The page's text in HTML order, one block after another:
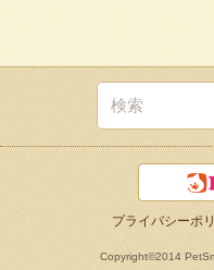
プライバシーポ
Copyright©2014